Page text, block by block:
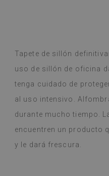
Tapete de sillón
uso de sillón de oficina
tenga cuidado de
al uso intensivo.
durante mucho tiempo.
encuentren un producto
y le dará frescura.